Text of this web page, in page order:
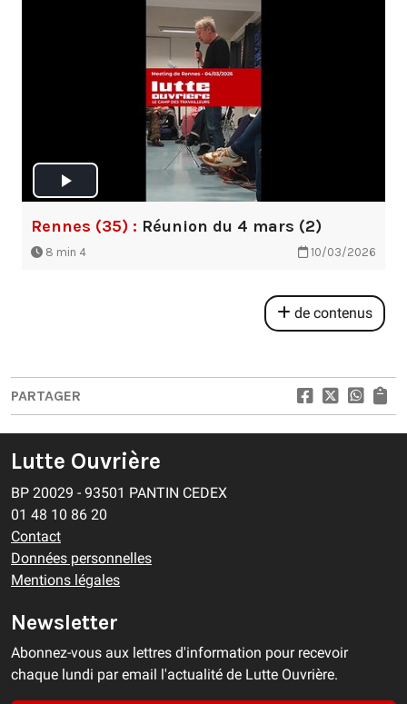
Rennes (35) : Réunion du 4 mars (2)
8 min 4 10/03/2026
de contenus
PARTAGER
Lutte Ouvrière
BP 20029 - 93501 PANTIN CEDEX
01 48 10 86 20
Contact
Données personnelles
Mentions légales
Newsletter
Abonnez-vous aux lettres d'information pour recevoir
chaque lundi par email l'actualité de Lutte Ouvrière.